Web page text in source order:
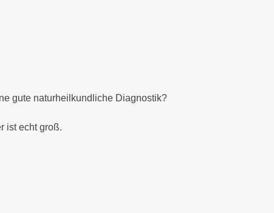
gute naturheilkundliche Diagnostik?
ist echt groß.